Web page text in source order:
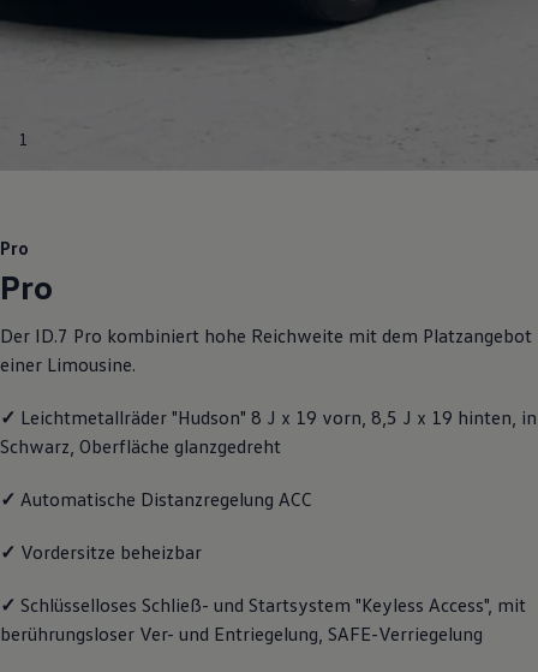
Motorenöl und Flüssigkeiten
Räder und Reifen
Schutz und Pflege
Handy und Fahrzeug verbinden
Vorgängermodelle
Kundeninformationen
Volkswagen Kundenbetreuung
Assistenzsysteme
Digitale Betriebsanleitung
Magazin
Transport
Familie
Elektromobilität
1
Pro
Pro
Der ID.7 Pro kombiniert hohe Reichweite mit dem Platzangebot
einer Limousine.
✓ Leichtmetallräder "Hudson" 8 J x 19 vorn, 8,5 J x 19 hinten, in
Schwarz, Oberfläche glanzgedreht
✓ Automatische Distanzregelung ACC
✓ Vordersitze beheizbar
✓ Schlüsselloses Schließ- und Startsystem "Keyless Access", mit
berührungsloser Ver- und Entriegelung, SAFE-Verriegelung